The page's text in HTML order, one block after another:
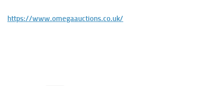
https://www.omegaauctions.co.uk/